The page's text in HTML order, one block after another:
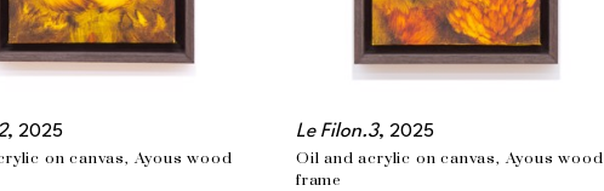
, 2025
on canvas, Ayous wood
Le Filon.3, 2025
Oil and acrylic on canvas, Ayous wood
frame